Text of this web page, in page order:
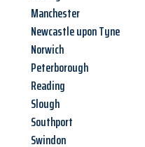
Manchester
Newcastle upon Tyne
Norwich
Peterborough
Reading
Slough
Southport
Swindon